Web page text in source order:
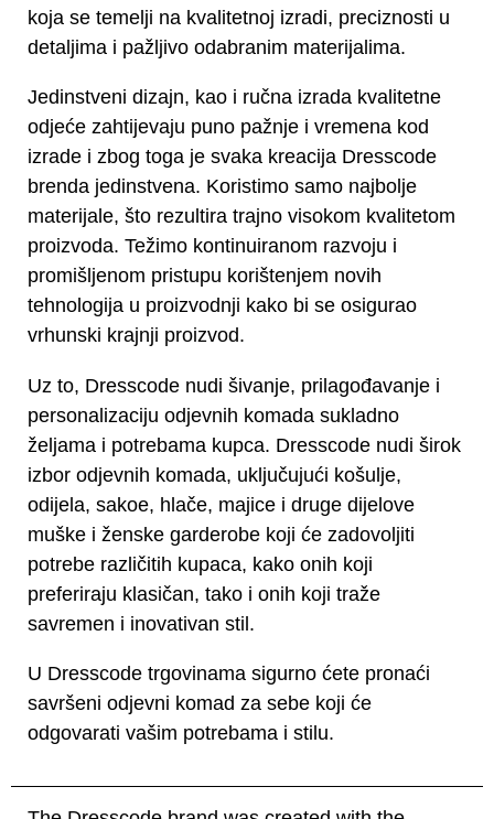
koja se temelji na kvalitetnoj izradi, preciznosti u
detaljima i pažljivo odabranim materijalima.
Jedinstveni dizajn, kao i ručna izrada kvalitetne
odjeće zahtijevaju puno pažnje i vremena kod
izrade i zbog toga je svaka kreacija Dresscode
brenda jedinstvena. Koristimo samo najbolje
materijale, što rezultira trajno visokom kvalitetom
proizvoda. Težimo kontinuiranom razvoju i
promišljenom pristupu korištenjem novih
tehnologija u proizvodnji kako bi se osigurao
vrhunski krajnji proizvod.
Uz to, Dresscode nudi šivanje, prilagođavanje i
personalizaciju odjevnih komada sukladno
željama i potrebama kupca. Dresscode nudi širok
izbor odjevnih komada, uključujući košulje,
odijela, sakoe, hlače, majice i druge dijelove
muške i ženske garderobe koji će zadovoljiti
potrebe različitih kupaca, kako onih koji
preferiraju klasičan, tako i onih koji traže
savremen i inovativan stil.
U Dresscode trgovinama sigurno ćete pronaći
savršeni odjevni komad za sebe koji će
odgovarati vašim potrebama i stilu.